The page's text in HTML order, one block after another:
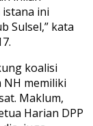
ini
Sulsel,” kata
koalisi
memiliki
Maklum,
Harian DPP